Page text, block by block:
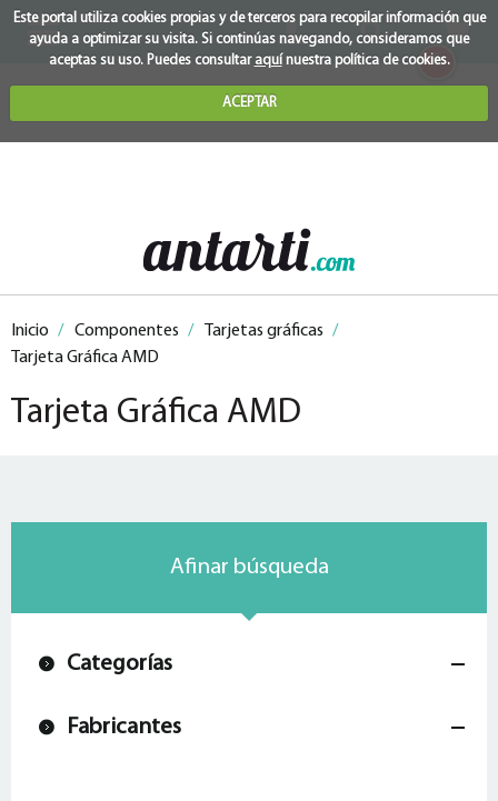
Este portal utiliza cookies propias y de terceros para recopilar información que
ayuda a optimizar su visita. Si continúas navegando, consideramos que
aceptas su uso. Puedes consultar aquínuestra política de cookies.
ACEPTAR
0
Inicio / Componentes / Tarjetas gráficas /
Tarjeta Gráfica AMD
Tarjeta Gráfica AMD
Afinar búsqueda
Categorías
Fabricantes